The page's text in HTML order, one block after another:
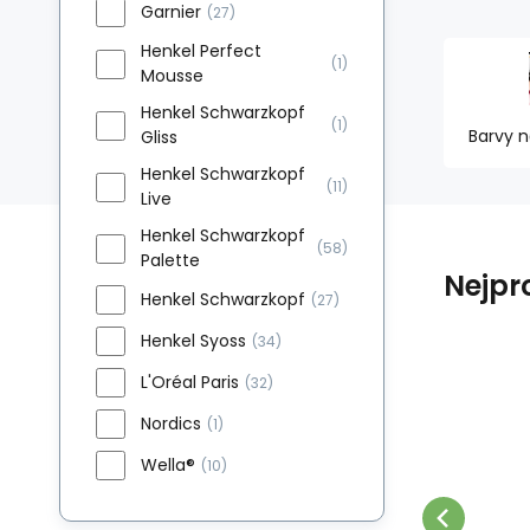
Barvy
Schwarzkopf Palette
Intensive Color
Creme, farba do
kasztanowy, 50 ml
13.14
W magazynie
Długotrwała intensywność.
Zdrowe i mocne włosy z
Garnier (27)
Henkel Perfect
Mousse
(1)
Henkel Schwarzkopf
Gliss
(1)
Henkel Schwarzkopf
Live
(11)
Henkel Schwarzkopf
Palette
(58)
Henkel Schwarzkopf (27)
Henkel Syoss (34)
L'Oréal Paris (32)
Nordics (1)
Wella® (10)